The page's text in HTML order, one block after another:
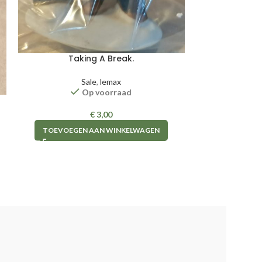
Taking A Break.
Sale,lemax
Op voorraad
€3,00
TOEVOEGEN AAN WINKELWAGEN